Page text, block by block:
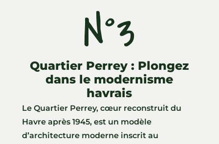
N°3
Quartier Perrey : Plongez
dans le modernisme
havrais
Le Quartier Perrey, cœur reconstruit du
Havre après 1945, est un modèle
d’architecture moderne inscrit au